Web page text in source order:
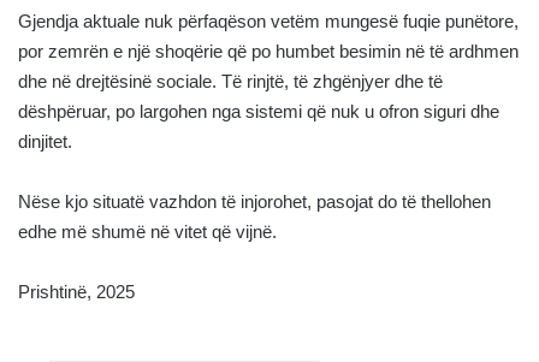
Gjendja aktuale nuk përfaqëson vetëm mungesë fuqie punëtore,
por zemrën e një shoqërie që po humbet besimin në të ardhmen
dhe në drejtësinë sociale. Të rinjtë, të zhgënjyer dhe të
dëshpëruar, po largohen nga sistemi që nuk u ofron siguri dhe
dinjitet.
Nëse kjo situatë vazhdon të injorohet, pasojat do të thellohen
edhe më shumë në vitet që vijnë.
Prishtinë, 2025